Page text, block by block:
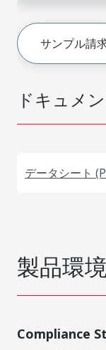
ドキュメ
データシート
サンプル請
製品環
Compliance